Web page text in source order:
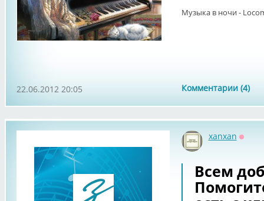
Музыка в ночи -
Комментарии (4)
22.06.2012 20:05
xanxan
Всем